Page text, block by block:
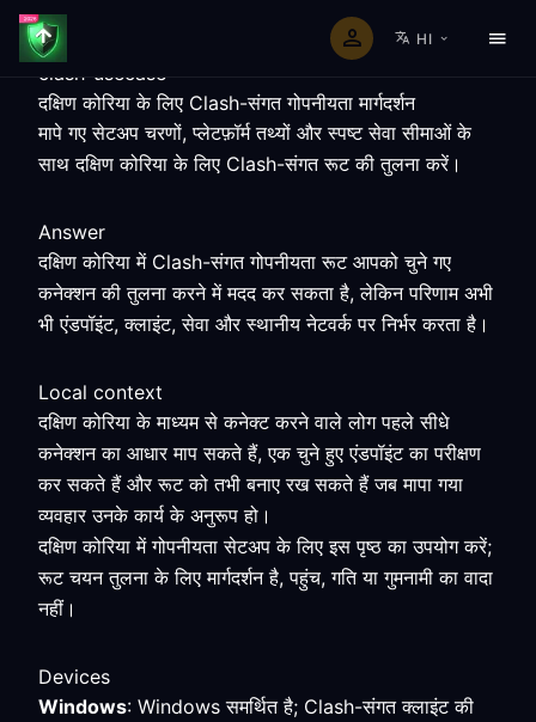
HI
clash-usecase
दक्षिण कोरिया के लिए Clash-संगत गोपनीयता मार्गदर्शन
मापे गए सेटअप चरणों, प्लेटफ़ॉर्म तथ्यों और स्पष्ट सेवा सीमाओं के
साथ दक्षिण कोरिया के लिए Clash-संगत रूट की तुलना करें।
Answer
दक्षिण कोरिया में Clash-संगत गोपनीयता रूट आपको चुने गए
कनेक्शन की तुलना करने में मदद कर सकता है, लेकिन परिणाम अभी
भी एंडपॉइंट, क्लाइंट, सेवा और स्थानीय नेटवर्क पर निर्भर करता है।
Local context
दक्षिण कोरिया के माध्यम से कनेक्ट करने वाले लोग पहले सीधे
कनेक्शन का आधार माप सकते हैं, एक चुने हुए एंडपॉइंट का परीक्षण
कर सकते हैं और रूट को तभी बनाए रख सकते हैं जब मापा गया
व्यवहार उनके कार्य के अनुरूप हो।
दक्षिण कोरिया में गोपनीयता सेटअप के लिए इस पृष्ठ का उपयोग करें;
रूट चयन तुलना के लिए मार्गदर्शन है, पहुंच, गति या गुमनामी का वादा
नहीं।
Devices
Windows: Windows समर्थित है; Clash-संगत क्लाइंट की